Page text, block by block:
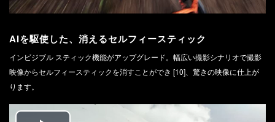
AIを駆使した、消えるセルフィースティック
インビジブル スティック機能がアップグレード。幅広い撮影シナリオで撮影
映像からセルフィースティックを消すことができ [10]、驚きの映像に仕上が
ります。